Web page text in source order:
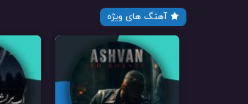
آهنگ های ویژه